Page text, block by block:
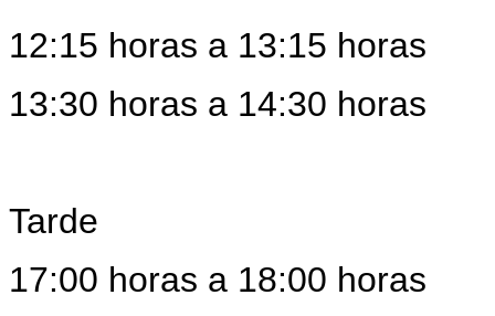
12:15 horas a 13:15 horas
13:30 horas a 14:30 horas
Tarde
17:00 horas a 18:00 horas